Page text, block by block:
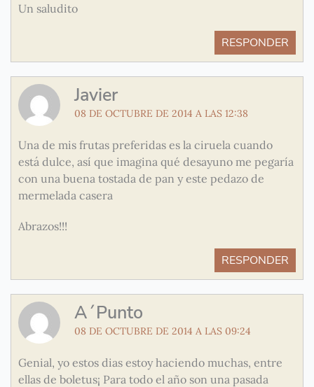
Un saludito
RESPONDER
Javier
08 DE OCTUBRE DE 2014 A LAS 12:38
Una de mis frutas preferidas es la ciruela cuando
está dulce, así que imagina qué desayuno me pegaría
con una buena tostada de pan y este pedazo de
mermelada casera
Abrazos!!!
RESPONDER
A´Punto
08 DE OCTUBRE DE 2014 A LAS 09:24
Genial, yo estos dias estoy haciendo muchas, entre
ellas de boletus¡ Para todo el año son una pasada